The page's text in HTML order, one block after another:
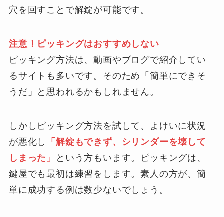
穴を回すことで解錠が可能です。
注意！ピッキングはおすすめしない
ピッキング方法は、動画やブログで紹介してい
るサイトも多いです。そのため「簡単にできそ
うだ」と思われるかもしれません。
しかしピッキング方法を試して、よけいに状況
が悪化し
「解錠もできず、シリンダーを壊して
しまった」
という方もいます。ピッキングは、
鍵屋でも最初は練習をします。素人の方が、簡
単に成功する例は数少ないでしょう。